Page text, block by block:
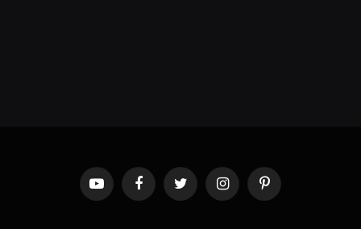
YouTubeFacebookTwitter InstagramPinterest